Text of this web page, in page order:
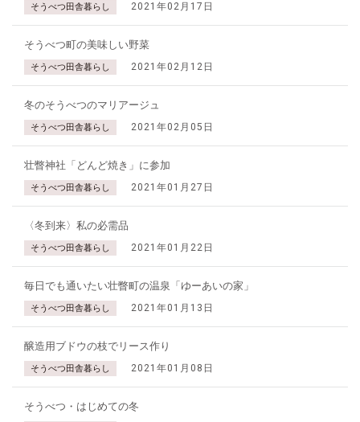
そうべつ田舎暮らし 2021年02月17日
そうべつ町の美味しい野菜
そうべつ田舎暮らし 2021年02月12日
冬のそうべつのマリアージュ
そうべつ田舎暮らし 2021年02月05日
壮瞥神社「どんど焼き」に参加
そうべつ田舎暮らし 2021年01月27日
〈冬到来〉私の必需品
そうべつ田舎暮らし 2021年01月22日
毎日でも通いたい壮瞥町の温泉「ゆーあいの家」
そうべつ田舎暮らし 2021年01月13日
醸造用ブドウの枝でリース作り
そうべつ田舎暮らし 2021年01月08日
そうべつ・はじめての冬